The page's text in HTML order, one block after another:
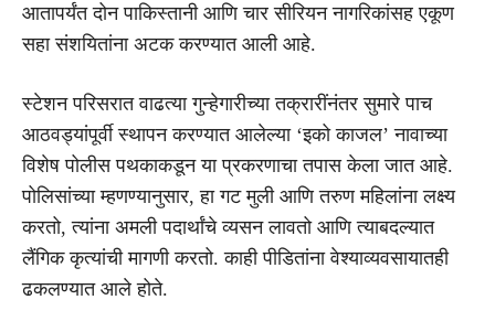
आतापर्यंत दोन पाकिस्तानी आणि चार सीरियन नागरिकांसह एकूण
सहा संशयितांना अटक करण्यात आली आहे.
स्टेशन परिसरात वाढत्या गुन्हेगारीच्या तक्रारींनंतर सुमारे पाच
आठवड्यांपूर्वी स्थापन करण्यात आलेल्या ‘इको काजल’ नावाच्या
विशेष पोलीस पथकाकडून या प्रकरणाचा तपास केला जात आहे.
पोलिसांच्या म्हणण्यानुसार, हा गट मुली आणि तरुण महिलांना लक्ष्य
करतो, त्यांना अमली पदार्थांचे व्यसन लावतो आणि त्याबदल्यात
लैंगिक कृत्यांची मागणी करतो. काही पीडितांना वेश्याव्यवसायातही
ढकलण्यात आले होते.